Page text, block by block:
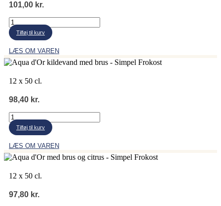
101,00 kr.
Aqua
d'Or
kildevand
antal
Tilføj til kurv
LÆS OM VAREN
12 x 50 cl.
98,40 kr.
Aqua
d'Or
kildevand
brus
antal
Tilføj til kurv
LÆS OM VAREN
12 x 50 cl.
97,80 kr.